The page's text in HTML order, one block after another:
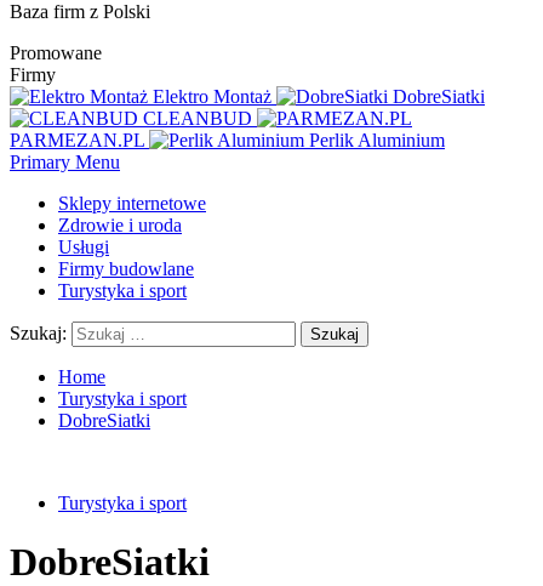
Baza firm z Polski
Promowane
Firmy
Elektro Montaż
DobreSiatki
CLEANBUD
PARMEZAN.PL
Perlik Aluminium
Primary Menu
Sklepy internetowe
Zdrowie i uroda
Usługi
Firmy budowlane
Turystyka i sport
Szukaj:
Home
Turystyka i sport
DobreSiatki
Turystyka i sport
DobreSiatki